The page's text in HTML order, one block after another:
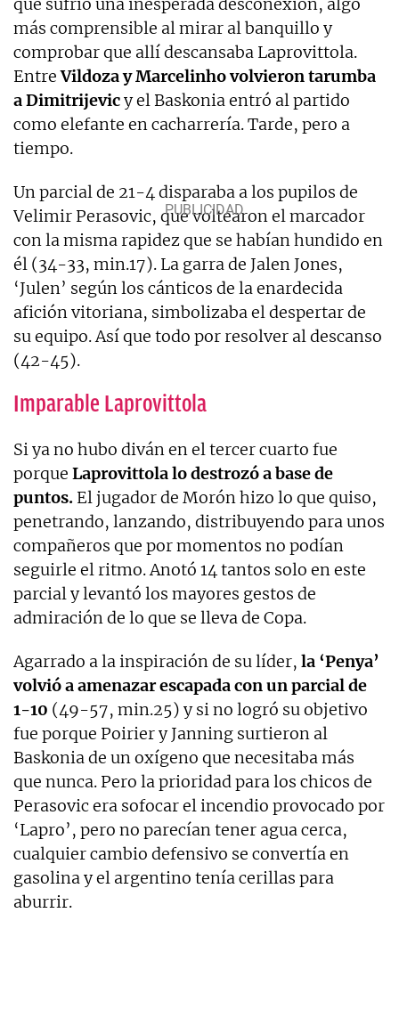
más comprensible al mirar al banquillo y
comprobar que allí descansaba Laprovittola.
EntreVildoza y Marcelinho volvieron tarumba
a Dimitrijevicy el Baskonia entró al partido
como elefante en cacharrería. Tarde, pero a
tiempo.
Un parcial de 21-4 disparaba a los pupilos de
Velimir Perasovic, que voltearon el marcador
con la misma rapidez que se habían hundido en
él (34-33, min.17). La garra de Jalen Jones,
‘Julen’ según los cánticos de la enardecida
afición vitoriana, simbolizaba el despertar de
su equipo. Así que todo por resolver al descanso
(42-45).
Imparable Laprovittola
Si ya no hubo diván en el tercer cuarto fue
porque Laprovittola lo destrozó a base de
puntos. El jugador de Morón hizo lo que quiso,
penetrando, lanzando, distribuyendo para unos
compañeros que por momentos no podían
seguirle el ritmo. Anotó 14 tantos solo en este
parcial y levantó los mayores gestos de
admiración de lo que se lleva de Copa.
Agarrado a la inspiración de su líder, la ‘Penya’
volvió a amenazar escapada con un parcial de
1-10 (49-57, min.25) y si no logró su objetivo
fue porque Poirier y Janning surtieron al
Baskonia de un oxígeno que necesitaba más
que nunca. Pero la prioridad para los chicos de
Perasovic era sofocar el incendio provocado por
‘Lapro’, pero no parecían tener agua cerca,
cualquier cambio defensivo se convertía en
gasolina y el argentino tenía cerillas para
aburrir.